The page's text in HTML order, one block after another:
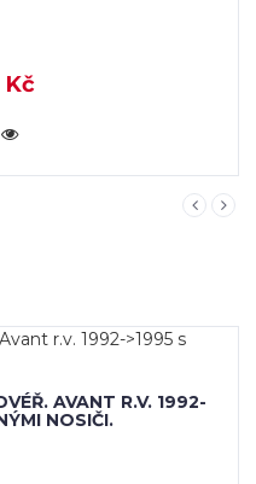
AVANT R.V. 1992-
NOSIČI.